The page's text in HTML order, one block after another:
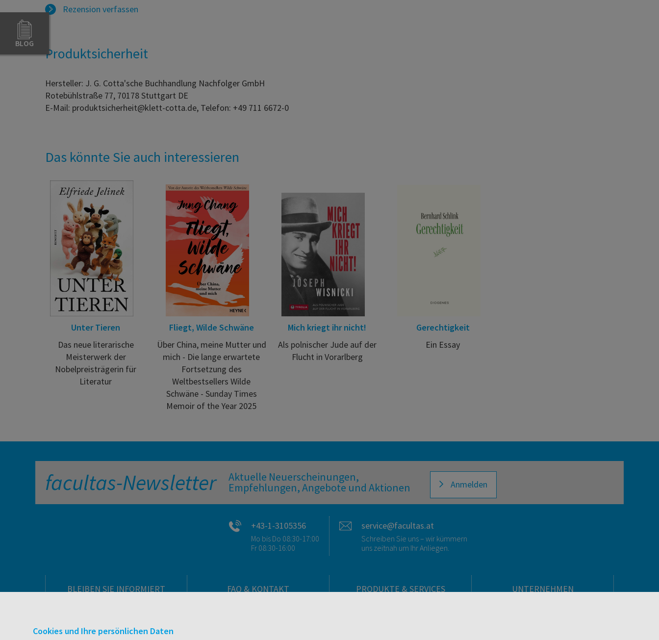
BLOG
Rezension verfassen
Produktsicherheit
Hersteller: J. G. Cotta'sche Buchhandlung Nachfolger GmbH
Rotebühlstraße 77, 70178 Stuttgart DE
E-Mail: produktsicherheit@klett-cotta.de, Telefon: +49 711 6672-0
Das könnte Sie auch interessieren
Unter Tieren
Das neue literarische
Meisterwerk der
Nobelpreisträgerin für
Literatur
Fliegt, Wilde Schwäne
Über China, meine Mutter und
mich - Die lange erwartete
Fortsetzung des
Weltbestsellers Wilde
Schwäne - Sunday Times
Memoir of the Year 2025
Mich kriegt ihr nicht!
Als polnischer Jude auf der
Flucht in Vorarlberg
Gerechtigkeit
Ein Essay
facultas-Newsletter Aktuelle Neuerscheinungen,
Empfehlungen, Angebote und Aktionen Anmelden
+43-1-3105356
Mo bis Do 08:30-17:00
Fr 08:30-16:00
service@facultas.at
Schreiben Sie uns – wir kümmern
uns zeitnah um Ihr Anliegen.
BLEIBEN SIE INFORMIERT
Veranstaltungen
FAQ & KONTAKT PRODUKTE & SERVICES UNTERNEHMEN
Cookies und Ihre persönlichen Daten